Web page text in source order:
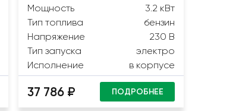
Мощность
3.2 кВт
Тип топлива
бензин
Напряжение
230 В
Тип запуска
электро
Исполнение
в корпусе
37 786 ₽ ПОДРОБНЕЕ